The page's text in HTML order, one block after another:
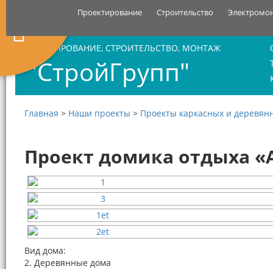
Проектирование Строительство
ПРОЕКТИРОВАНИЕ, СТРОИТЕЛЬСТВО, МОНТАЖ
"СтройГрупп"
Главная > Наши проекты > Проекты каркасных и
Проект домика отдыха
Вид дома:
2. Деревянные дома